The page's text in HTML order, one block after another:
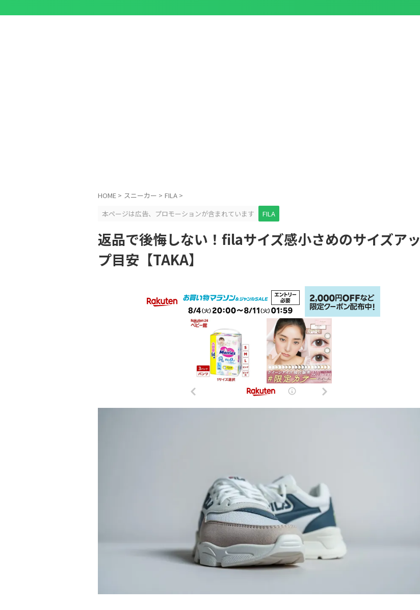
HOME > スニーカー > FILA >
本ページは広告、プロモーションが含まれています
FILA
返品で後悔しない！filaサイズ感小さめのサイズアッ
プ目安【TAKA】